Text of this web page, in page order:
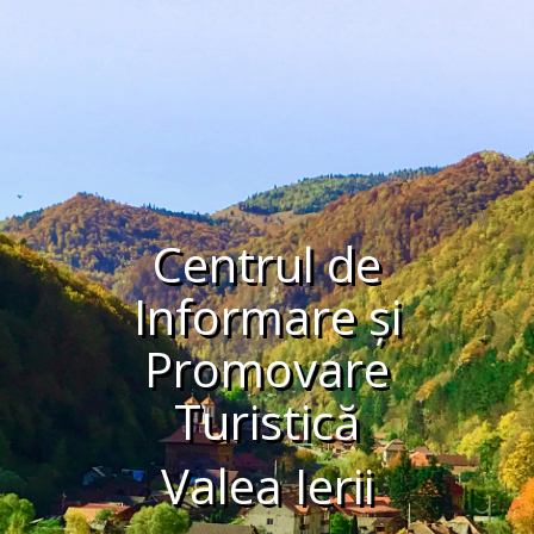
Centrul de
Informare și
Promovare
Turistică
Valea Ierii